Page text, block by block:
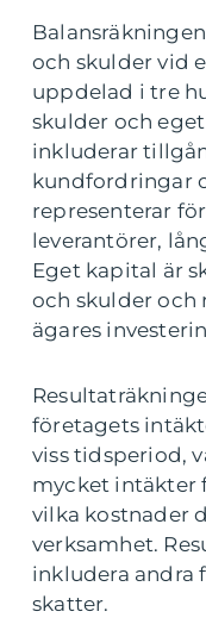
och skulder vid
uppdelad i tre
skulder och
inkluderar
kundfordringar
representerar
leverantörer,
Eget kapital är
och skulder och
ägares
företagets
viss tidsperiod,
mycket intäkter
vilka kostnader
verksamhet.
inkludera andra
skatter.